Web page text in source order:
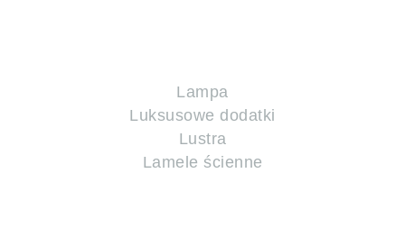
Lampa
Luksusowe dodatki
Lustra
Lamele ścienne